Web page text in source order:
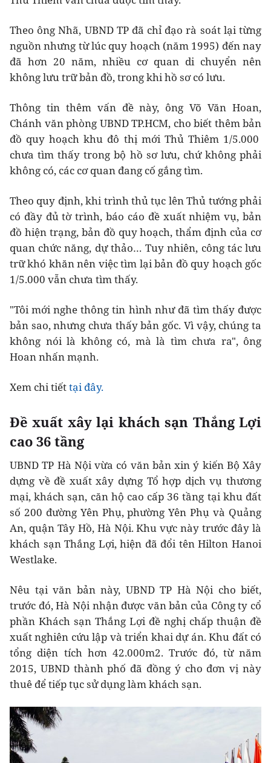
Theo ông Nhã, UBND TP đã chỉ đạo rà soát lại từng
nguồn nhưng từ lúc quy hoạch (năm 1995) đến nay
đã hơn 20 năm, nhiều cơ quan di chuyển nên
không lưu trữ bản đồ, trong khi hồ sơ có lưu.
Thông tin thêm vấn đề này, ông Võ Văn Hoan,
Chánh văn phòng UBND TP.HCM, cho biết thêm bản
đồ quy hoạch khu đô thị mới Thủ Thiêm 1/5.000
chưa tìm thấy trong bộ hồ sơ lưu, chứ không phải
không có, các cơ quan đang cố gắng tìm.
Theo quy định, khi trình thủ tục lên Thủ tướng phải
có đầy đủ tờ trình, báo cáo đề xuất nhiệm vụ, bản
đồ hiện trạng, bản đồ quy hoạch, thẩm định của cơ
quan chức năng, dự thảo… Tuy nhiên, công tác lưu
trữ khó khăn nên việc tìm lại bản đồ quy hoạch gốc
1/5.000 vẫn chưa tìm thấy.
"Tôi mới nghe thông tin hình như đã tìm thấy được
bản sao, nhưng chưa thấy bản gốc. Vì vậy, chúng ta
không nói là không có, mà là tìm chưa ra", ông
Hoan nhấn mạnh.
Xem chi tiếttại đây.
Đề xuất xây lại khách sạn Thắng Lợi
cao 36 tầng
UBND TP Hà Nội vừa có văn bản xin ý kiến Bộ Xây
dựng về đề xuất xây dựng Tổ hợp dịch vụ thương
mại, khách sạn, căn hộ cao cấp 36 tầng tại khu đất
số 200 đường Yên Phụ, phường Yên Phụ và Quảng
An, quận Tây Hồ, Hà Nội. Khu vực này trước đây là
khách sạn Thắng Lợi, hiện đã đổi tên Hilton Hanoi
Westlake.
Nêu tại văn bản này, UBND TP Hà Nội cho biết,
trước đó, Hà Nội nhận được văn bản của Công ty cổ
phần Khách sạn Thắng Lợi đề nghị chấp thuận đề
xuất nghiên cứu lập và triển khai dự án. Khu đất có
tổng diện tích hơn 42.000m2. Trước đó, từ năm
2015, UBND thành phố đã đồng ý cho đơn vị này
thuê để tiếp tục sử dụng làm khách sạn.